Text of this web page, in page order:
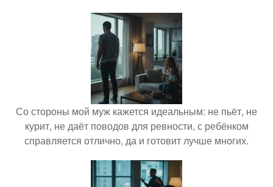
Со стороны мой муж кажется идеальным: не пьёт, не
курит, не даёт поводов для ревности, с ребёнком
справляется отлично, да и готовит лучше многих.